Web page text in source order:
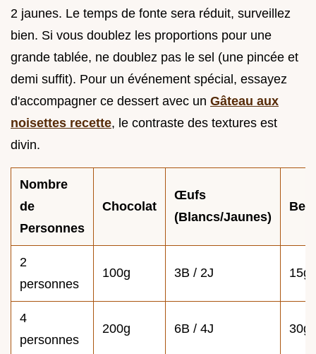
2 jaunes. Le temps de fonte sera réduit, surveillez
bien. Si vous doublez les proportions pour une
grande tablée, ne doublez pas le sel (une pincée et
demi suffit). Pour un événement spécial, essayez
d'accompagner ce dessert avec un Gâteau aux
noisettes recette, le contraste des textures est
divin.
Nombre
de
Personnes
Chocolat
Œufs
(Blancs/Jaunes)
2
personnes
100g 3B / 2J 15g
4
personnes
200g 6B / 4J 30g